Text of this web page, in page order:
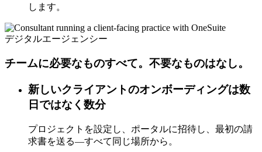
します。
デジタルエージェンシー
チームに必要なものすべて。不要なものはなし。
新しいクライアントのオンボーディングは数
日ではなく数分
プロジェクトを設定し、ポータルに招待し、最初の請
求書を送る—すべて同じ場所から。